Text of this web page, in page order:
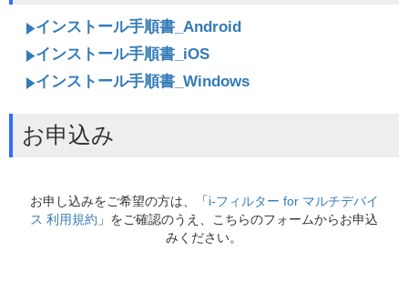
インストール手順書_Android
インストール手順書_iOS
インストール手順書_Windows
お申込み
お申し込みをご希望の方は、「i-フィルター for マルチデバイ
ス 利用規約 」をご確認のうえ、こちらのフォームからお申込
みください。